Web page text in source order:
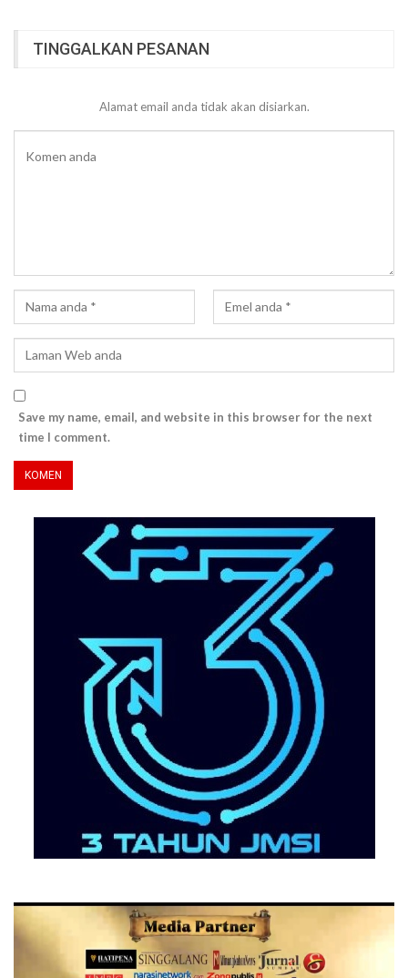
TINGGALKAN PESANAN
Alamat email anda tidak akan disiarkan.
Save my name, email, and website in this browser for the next
time I comment.